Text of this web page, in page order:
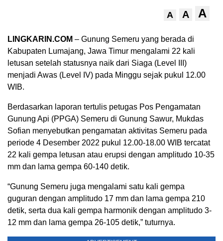
A A A
LINGKARIN.COM – Gunung Semeru yang berada di
Kabupaten Lumajang, Jawa Timur mengalami 22 kali
letusan setelah statusnya naik dari Siaga (Level III)
menjadi Awas (Level IV) pada Minggu sejak pukul 12.00
WIB.
Berdasarkan laporan tertulis petugas Pos Pengamatan
Gunung Api (PPGA) Semeru di Gunung Sawur, Mukdas
Sofian menyebutkan pengamatan aktivitas Semeru pada
periode 4 Desember 2022 pukul 12.00-18.00 WIB tercatat
22 kali gempa letusan atau erupsi dengan amplitudo 10-35
mm dan lama gempa 60-140 detik.
“Gunung Semeru juga mengalami satu kali gempa
guguran dengan amplitudo 17 mm dan lama gempa 210
detik, serta dua kali gempa harmonik dengan amplitudo 3-
12 mm dan lama gempa 26-105 detik,” tuturnya.